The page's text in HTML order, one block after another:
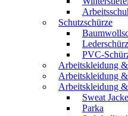
Schutzschürze
PVC-
Arbeitskleidung
Arbeitskleidung
Arbeitskleidung &
Sweat Jacke
Parka